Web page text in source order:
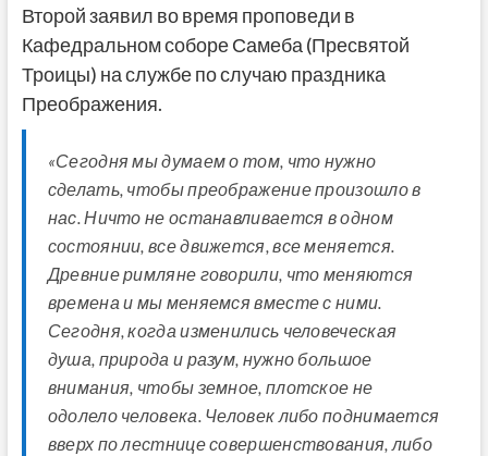
Второй заявил во время проповеди в
Кафедральном соборе Самеба (Пресвятой
Троицы) на службе по случаю праздника
Преображения.
«Сегодня мы думаем о том, что нужно
сделать, чтобы преображение произошло в
нас. Ничто не останавливается в одном
состоянии, все движется, все меняется.
Древние римляне говорили, что меняются
времена и мы меняемся вместе с ними.
Сегодня, когда изменились человеческая
душа, природа и разум, нужно большое
внимания, чтобы земное, плотское не
одолело человека. Человек либо поднимается
вверх по лестнице совершенствования, либо